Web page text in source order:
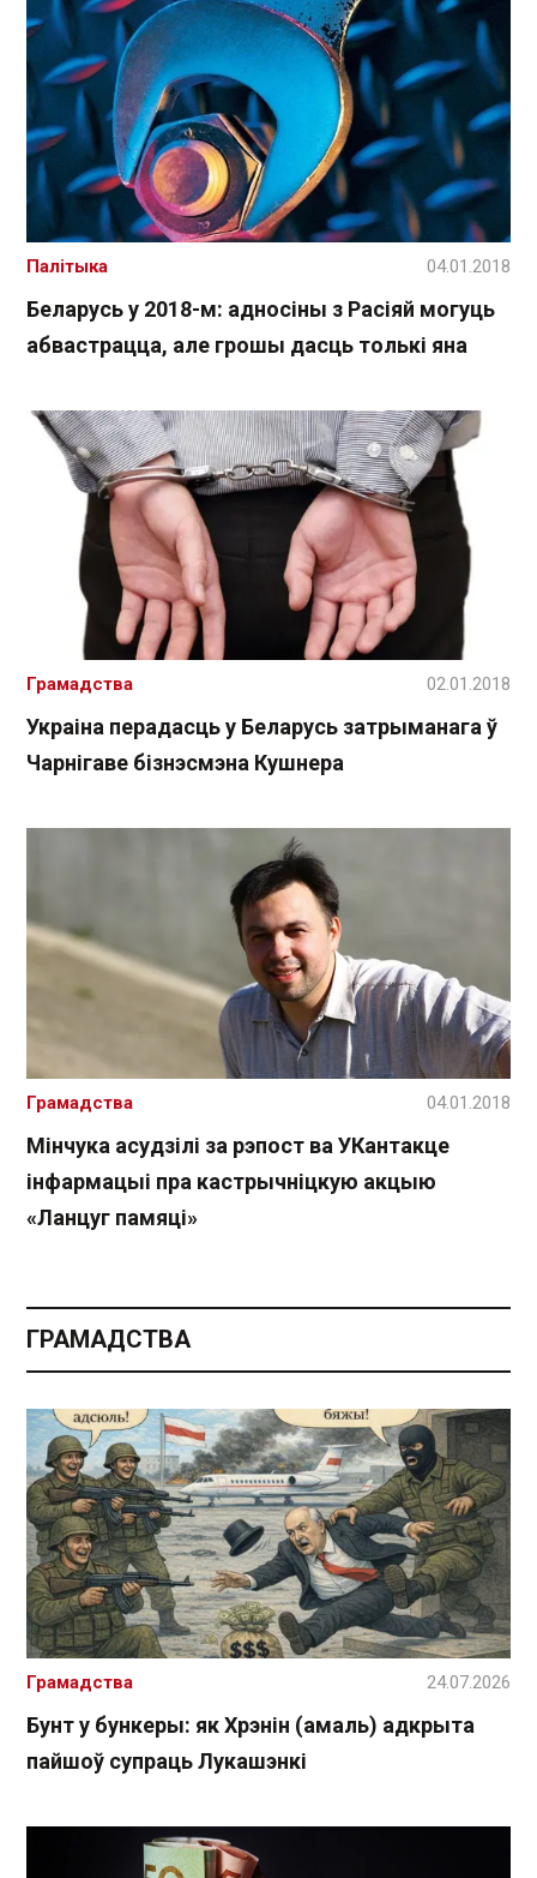
Беларусь у 2018-м: адносіны з Расіяй могуць
абвастрацца, але грошы дасць толькі яна
Палітыка 04.01.2018
Украіна перадасць у Беларусь затрыманага ў
Чарнігаве бізнэсмэна Кушнера
Грамадства 02.01.2018
Мінчука асудзілі за рэпост ва УКантакце
інфармацыі пра кастрычніцкую акцыю
«Ланцуг памяці»
Грамадства 04.01.2018
ГРАМАДСТВА
Бунт у бункеры: як Хрэнін (амаль) адкрыта
пайшоў супраць Лукашэнкі
Грамадства 24.07.2026